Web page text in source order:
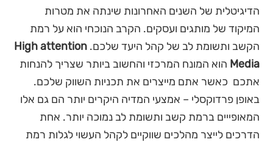
הדיגיטלית של השנים האחרונות שינתה את מטרות
המיקוד של מותגים ועסקים. הקרב הנוכחי הוא על רמת
הקשב ותשומת לב של קהל היעד שלכם.High attention
Media הוא המונח המרכזי והחשוב ביותר שצריך להנחות
אתכם כאשר אתם מייצרים את תכניות השווק שלכם.
באופן פרדוקסלי – אמצעי המדיה היקרים יותר הם גם אלו
המאופייים ברמת קשב ותשומת לב נמוכה יותר. אחת
הדרכים לייצר מהלכים שווקיים לקהל העשוי לגלות רמת